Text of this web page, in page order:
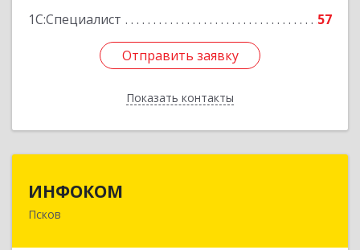
1С:Специалист
57
Отправить заявку
Показать контакты
Отправить заявку
Назад
ИНФОКОМ
Псков180000, Псковская обл, Псков г, Советская ул,